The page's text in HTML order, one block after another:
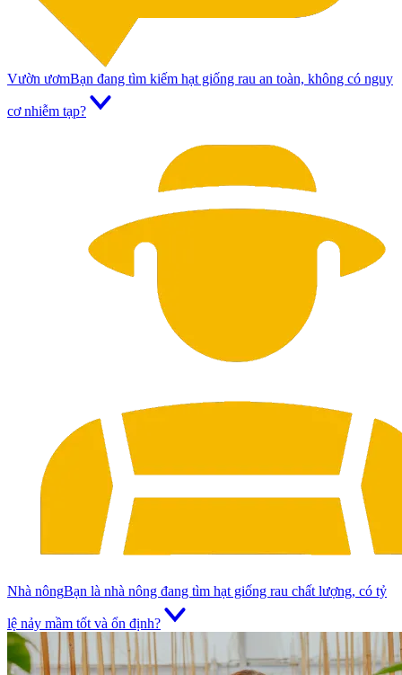
Vườn ươmBạn đang tìm kiếm hạt giống rau an toàn, không có nguy
cơ nhiễm tạp?
Nhà nôngBạn là nhà nông đang tìm hạt giống rau chất lượng, có tỷ
lệ nảy mầm tốt và ổn định?